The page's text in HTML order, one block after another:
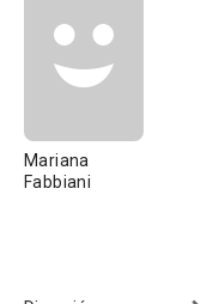
Mariana
Fabbiani